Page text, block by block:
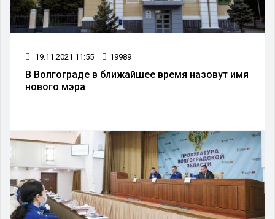
19.11.2021 11:55 19989
В Волгограде в ближайшее время назовут имя
нового мэра